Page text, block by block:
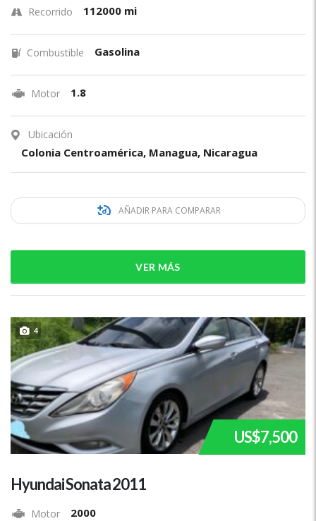
Recorrido 112000 mi
Combustible Gasolina
Motor 1.8
Ubicación
Colonia Centroamérica, Managua, Nicaragua
AÑADIR PARA COMPARAR
VER MÁS
4
US$7,500
Hyundai Sonata 2011
Motor 2000